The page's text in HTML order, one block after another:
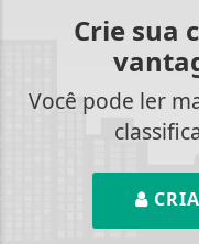
Crie sua
Você pode ler